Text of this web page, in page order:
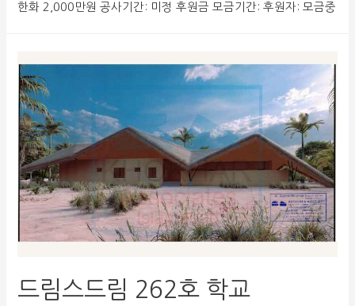
한화 2,000만원 공사기간: 미정 후원금 모금기간: 후원자: 모금중
드림스드림 262호 학교